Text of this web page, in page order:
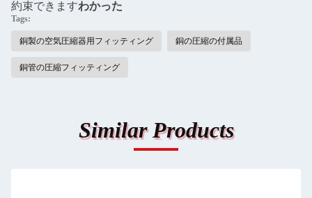
約束できますわかった
Tags:
銅製の空気圧縮器用フィッティング 銅の圧縮の付属品
銅管の圧縮フィッティング
Similar Products